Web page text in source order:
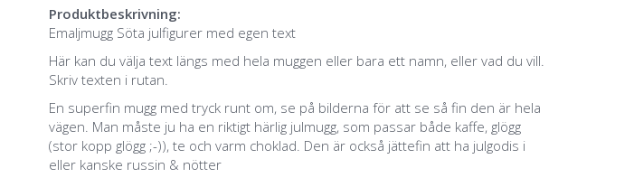
Produktbeskrivning:
Emaljmugg Söta julfigurer med egen text
Här kan du välja text längs med hela muggen eller bara ett namn, eller vad du vill.
Skriv texten i rutan.
En superfin mugg med tryck runt om, se på bilderna för att se så fin den är hela
vägen. Man måste ju ha en riktigt härlig julmugg, som passar både kaffe, glögg
(stor kopp glögg ;-)), te och varm choklad. Den är också jättefin att ha julgodis i
eller kanske russin & nötter